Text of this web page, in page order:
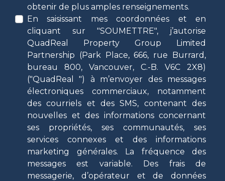
obtenir de plus amples renseignements.
En saisissant mes coordonnées et en
cliquant sur "SOUMETTRE", j’autorise
QuadReal Property Group Limited
Partnership (Park Place, 666, rue Burrard,
bureau 800, Vancouver, C.-B. V6C 2X8)
("QuadReal ") à m’envoyer des messages
électroniques commerciaux, notamment
des courriels et des SMS, contenant des
nouvelles et des informations concernant
ses propriétés, ses communautés, ses
services connexes et des informations
marketing générales. La fréquence des
messages est variable. Des frais de
messagerie, d’opérateur et de données